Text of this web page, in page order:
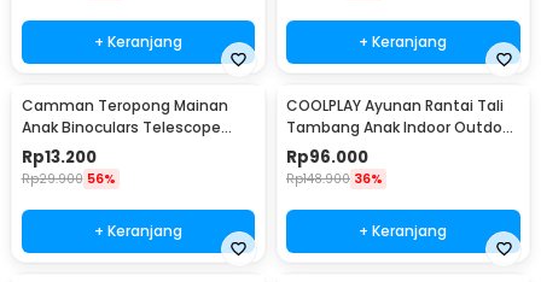
+ Keranjang + Keranjang
Camman Teropong Mainan
Anak Binoculars Telescope
2.5x26 - 1138
Rp13.200
Rp29.900 56%
+ Keranjang
COOLPLAY Ayunan Rantai Tali
Tambang Anak Indoor Outdoor
- WS-2100
Rp96.000
Rp148.900 36%
+ Keranjang